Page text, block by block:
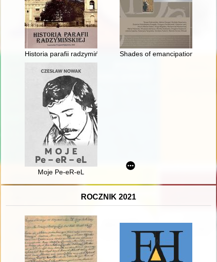
Historia parafii radzymińskiej Shades of emancipation : the
Moje Pe-eR-eL
ROCZNIK 2021